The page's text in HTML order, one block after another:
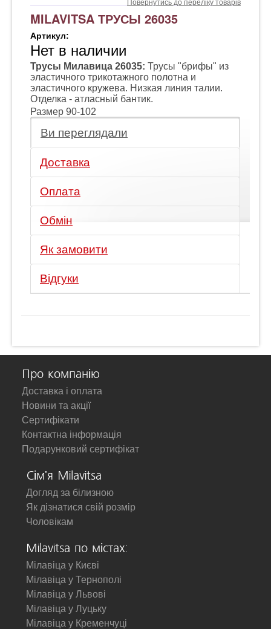
Повернутись до переліку товарів
MILAVITSA ТРУСЫ 26035
Артикул:
Нет в наличии
Трусы Милавица 26035: Трусы "брифы" из
эластичного трикотажного полотна и
эластичного кружева. Низкая линия талии.
Отделка - атласный бантик.
Размер 90-102
Ви переглядали
Доставка
Оплата
Обмін
Як замовити
Відгуки
Про компанію
Доставка і оплата
Новини та акції
Сертифікати
Контактна інформація
Подарунковий сертифікат
Сім'я Milavitsa
Догляд за білизною
Як дізнатися свій розмір
Чоловікам
Milavitsa по містах:
Мілавіца у Києві
Мілавіца у Тернополі
Мілавіца у Львові
Мілавіца у Луцьку
Мілавіца у Кременчуці